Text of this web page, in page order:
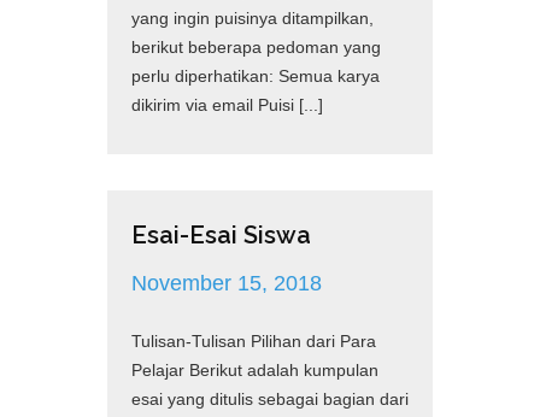
yang ingin puisinya ditampilkan,
berikut beberapa pedoman yang
perlu diperhatikan: Semua karya
dikirim via email Puisi [...]
Esai-Esai Siswa
November 15, 2018
Tulisan-Tulisan Pilihan dari Para
Pelajar Berikut adalah kumpulan
esai yang ditulis sebagai bagian dari